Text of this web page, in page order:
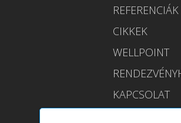
REFERENCIÁK
CIKKEK
WELLPOINT
KAPCSOLAT